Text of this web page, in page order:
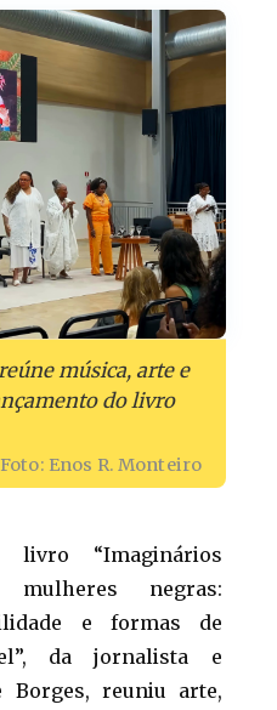
música, arte e
do livro
Foto: Enos R. Monteiro
livro “Imaginários
mulheres negras:
e formas de
da jornalista e
Borges, reuniu arte,